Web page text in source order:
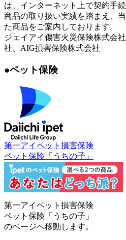
は、インターネット上で契約手
商品の取り扱い実績を踏まえ、
た商品をご案内しております。
ジェイアイ傷害火災保険株式会
社、AIG損害保険株式会社
●ペット保険
第一アイペット損害保険
ペット保険「うちの子」
第一アイペット損害保険
ペット保険「うちの子」
のページへ移動します。